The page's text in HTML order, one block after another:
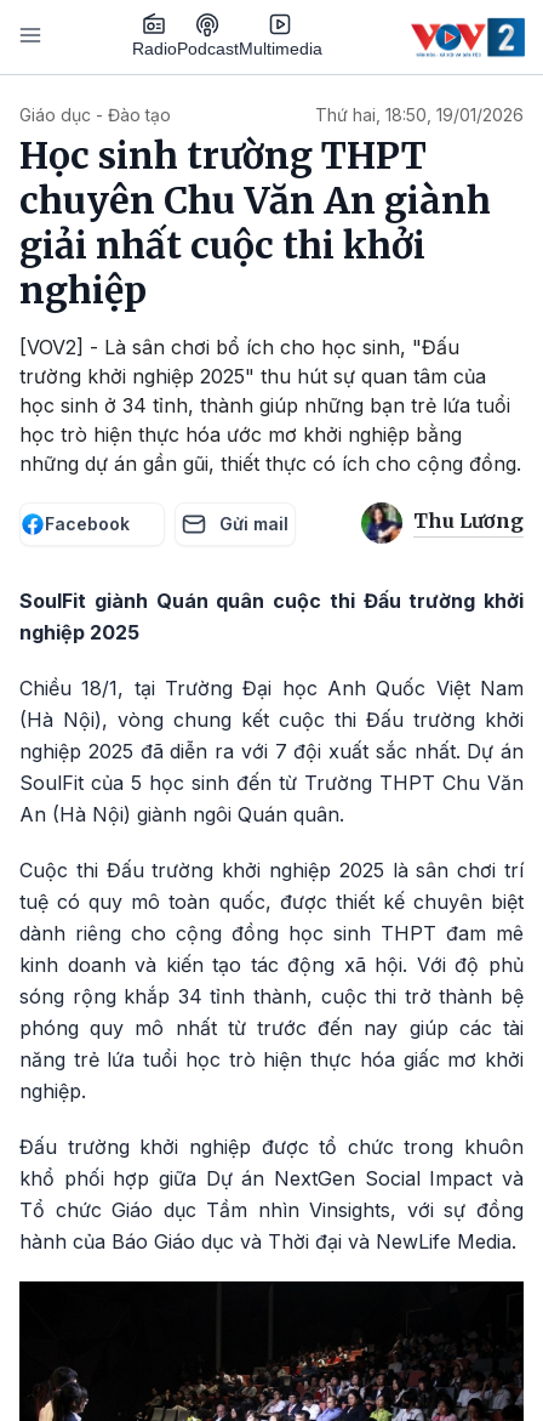
Nhảy đến nội dung
RadioPodcastMultimedia
Giáo dục - Đào tạo Thứ hai, 18:50, 19/01/2026
Học sinh trường THPT
chuyên Chu Văn An giành
giải nhất cuộc thi khởi
nghiệp
[VOV2] - Là sân chơi bổ ích cho học sinh, "Đấu
trường khởi nghiệp 2025" thu hút sự quan tâm của
học sinh ở 34 tỉnh, thành giúp những bạn trẻ lứa tuổi
học trò hiện thực hóa ước mơ khởi nghiệp bằng
những dự án gần gũi, thiết thực có ích cho cộng đồng.
Facebook Gửi mail Thu Lương
SoulFit giành Quán quân cuộc thi Đấu trường khởi
nghiệp 2025
Chiều 18/1, tại Trường Đại học Anh Quốc Việt Nam
(Hà Nội), vòng chung kết cuộc thi Đấu trường khởi
nghiệp 2025 đã diễn ra với 7 đội xuất sắc nhất. Dự án
SoulFit của 5 học sinh đến từ Trường THPT Chu Văn
An (Hà Nội) giành ngôi Quán quân.
Cuộc thi Đấu trường khởi nghiệp 2025 là sân chơi trí
tuệ có quy mô toàn quốc, được thiết kế chuyên biệt
dành riêng cho cộng đồng học sinh THPT đam mê
kinh doanh và kiến tạo tác động xã hội. Với độ phủ
sóng rộng khắp 34 tỉnh thành, cuộc thi trở thành bệ
phóng quy mô nhất từ trước đến nay giúp các tài
năng trẻ lứa tuổi học trò hiện thực hóa giấc mơ khởi
nghiệp.
Đấu trường khởi nghiệp được tổ chức trong khuôn
khổ phối hợp giữa Dự án NextGen Social Impact và
Tổ chức Giáo dục Tầm nhìn Vinsights, với sự đồng
hành của Báo Giáo dục và Thời đại và NewLife Media.